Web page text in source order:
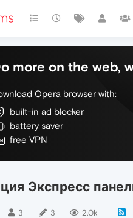
more on the web,
Opera browser with:
built-in ad blocker
battery saver
free VPN
Экспресс
3 3 2.0k